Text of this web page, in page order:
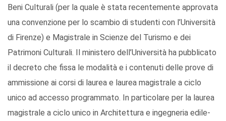
Beni Culturali (per la quale è stata recentemente approvata
una convenzione per lo scambio di studenti con l’Università
di Firenze) e Magistrale in Scienze del Turismo e dei
Patrimoni Culturali. Il ministero dell’Università ha pubblicato
il decreto che fissa le modalità e i contenuti delle prove di
ammissione ai corsi di laurea e laurea magistrale a ciclo
unico ad accesso programmato. In particolare per la laurea
magistrale a ciclo unico in Architettura e ingegneria edile-